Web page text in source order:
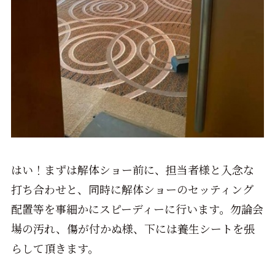
はい！まずは解体ショー前に、担当者様と入念な
打ち合わせと、同時に解体ショーのセッティング
配置等を事細かにスピーディーに行います。勿論会
場の汚れ、傷が付かぬ様、下には養生シートを張
らして頂きます。